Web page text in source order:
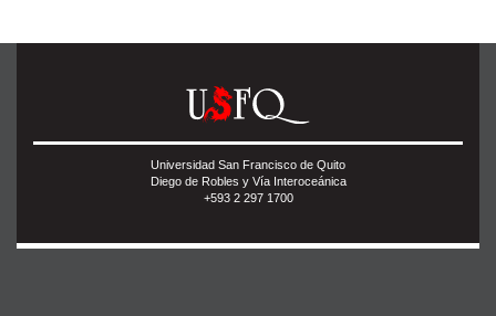
Universidad San Francisco de Quito
Diego de Robles y Vía Interoceánica
+593 2 297 1700